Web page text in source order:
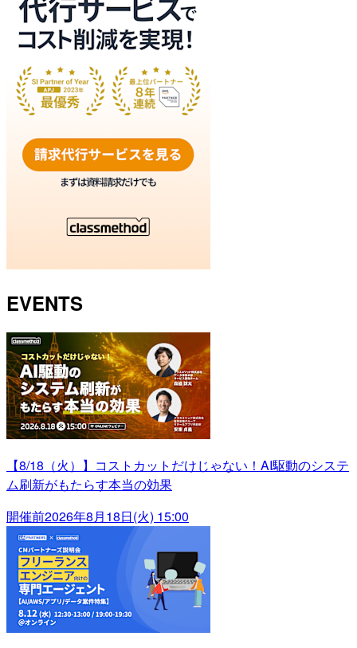
EVENTS
【8/18（火）】コストカットだけじゃない！AI駆動のシステ
ム刷新がもたらす本当の効果
開催前2026年8月18日(火) 15:00